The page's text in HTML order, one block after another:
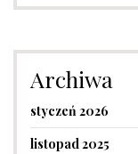
Archiwa
styczeń 2026
listopad 2025